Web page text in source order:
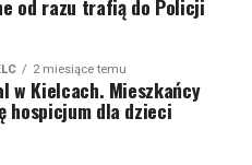
od razu trafią do Policji
2 miesiące temu
w Kielcach. Mieszkańcy
hospicjum dla dzieci